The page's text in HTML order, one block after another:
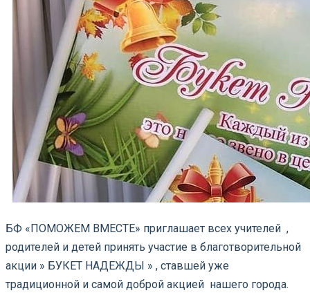
БФ «ПОМОЖЕМ ВМЕСТЕ» приглашает всех учителей ,
родителей и детей принять участие в благотворительной
акции » БУКЕТ НАДЕЖДЫ » , ставшей уже
традиционной и самой доброй акцией нашего города.